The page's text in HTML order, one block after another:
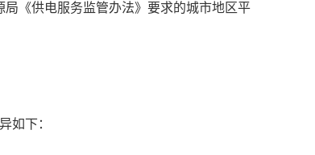
《供电服务监管办法》要求的城市地区平
如下：